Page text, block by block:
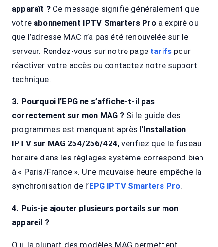
apparaît ?Ce message signifie généralement que
votre abonnement IPTV Smarters Proa expiré ou
que l’adresse MAC n’a pas été renouvelée sur le
serveur. Rendez-vous sur notre page tarifs pour
réactiver votre accès ou contactez notre support
technique.
3. Pourquoi l’EPG ne s’affiche-t-il pas
correctement sur mon MAG ? Si le guide des
programmes est manquant après l’ Installation
IPTV sur MAG 254/256/424, vérifiez que le fuseau
horaire dans les réglages système correspond bien
à « Paris/France ». Une mauvaise heure empêche la
synchronisation de l’ EPG IPTV Smarters Pro.
4. Puis-je ajouter plusieurs portails sur mon
appareil ?
Oui, la plupart des modèles MAG permettent